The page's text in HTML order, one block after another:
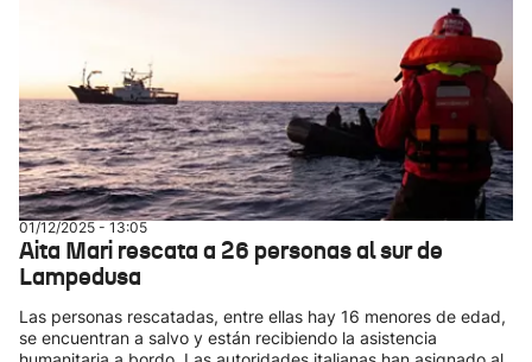
01/12/2025 - 13:05
Aita Mari rescata a 26 personas al sur de
Lampedusa
Las personas rescatadas, entre ellas hay 16 menores de edad,
se encuentran a salvo y están recibiendo la asistencia